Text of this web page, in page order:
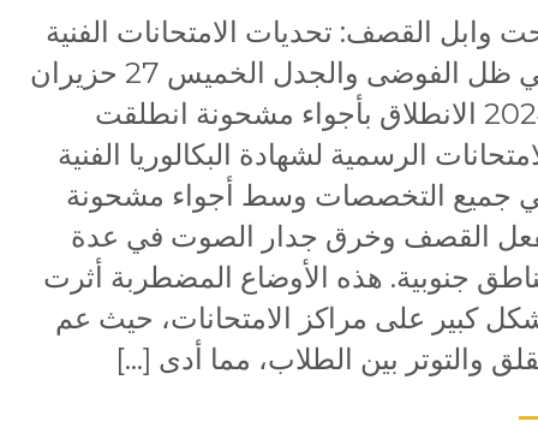
وابل القصف: تحديات الامتحانات الفنية
في ظل الفوضى والجدل الخميس 27 حزيران
2024 الانطلاق بأجواء مشحونة انطلقت
الرسمية لشهادة البكالوريا الفنية
جميع التخصصات وسط أجواء مشحونة
القصف وخرق جدار الصوت في عدة
جنوبية. هذه الأوضاع المضطربة أثرت
كبير على مراكز الامتحانات، حيث عم
والتوتر بين الطلاب، مما أدى […]